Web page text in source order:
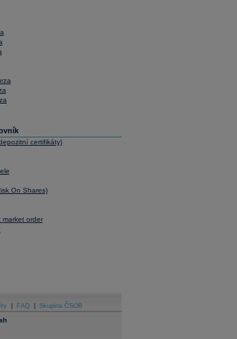
certifikáty)
On Shares)
market order
FAQ Skupina ČSOB